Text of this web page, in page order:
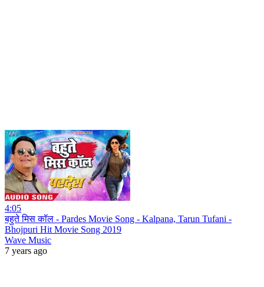
4:05
बहुते मिस कॉल - Pardes Movie Song - Kalpana, Tarun Tufani -
Bhojpuri Hit Movie Song 2019
Wave Music
7 years ago